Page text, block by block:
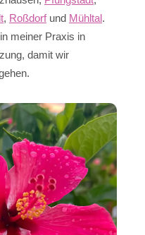
, Roßdorfund Mühltal.
meiner Praxis in
damit wir